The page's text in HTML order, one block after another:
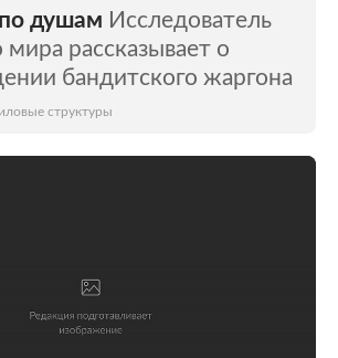
душам Исследователь
рассказывает о
бандитского жаргона
структуры